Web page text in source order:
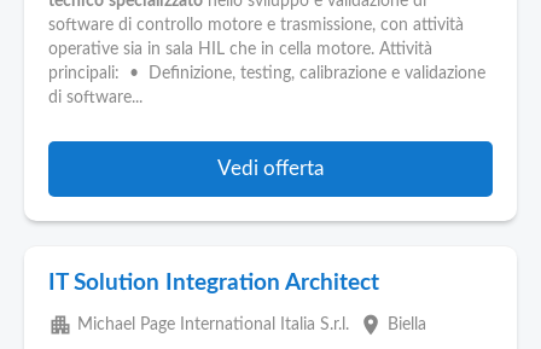
software di controllo motore e trasmissione, con attività
operative sia in sala HIL che in cella motore. Attività
principali: • Definizione, testing, calibrazione e validazione
di software...
Vedi offerta
IT Solution Integration Architect
apartment Michael Page International Italia S.r.l. place Biella